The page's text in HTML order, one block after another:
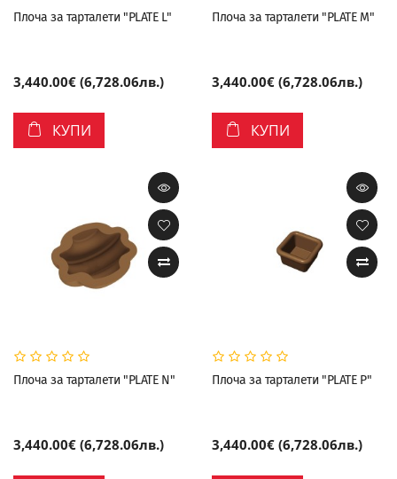
Плоча за тарталети "PLATE L"
3,440.00€ (6,728.06лв.)
КУПИ
Плоча за тарталети "PLATE M"
3,440.00€ (6,728.06лв.)
КУПИ
Плоча за тарталети "PLATE N"
3,440.00€ (6,728.06лв.)
Плоча за тарталети "PLATE P"
3,440.00€ (6,728.06лв.)